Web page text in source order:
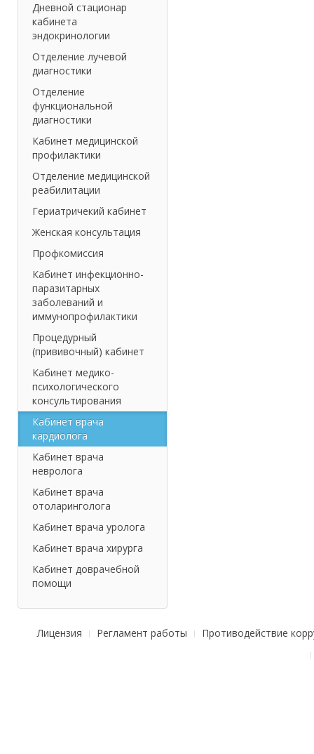
Дневной стационар
кабинета
эндокринологии
Отделение лучевой
диагностики
Отделение
функциональной
диагностики
Кабинет медицинской
профилактики
Отделение медицинской
реабилитации
Гериатричекий кабинет
Женская консультация
Профкомиссия
Кабинет инфекционно-
паразитарных
заболеваний и
иммунопрофилактики
Процедурный
(прививочный) кабинет
Кабинет медико-
психологического
консультирования
Кабинет врача
кардиолога
Кабинет врача
невролога
Кабинет врача
отоларинголога
Кабинет врача уролога
Кабинет врача хирурга
Кабинет доврачебной
помощи
Лицензия Регламент работы Противодействие